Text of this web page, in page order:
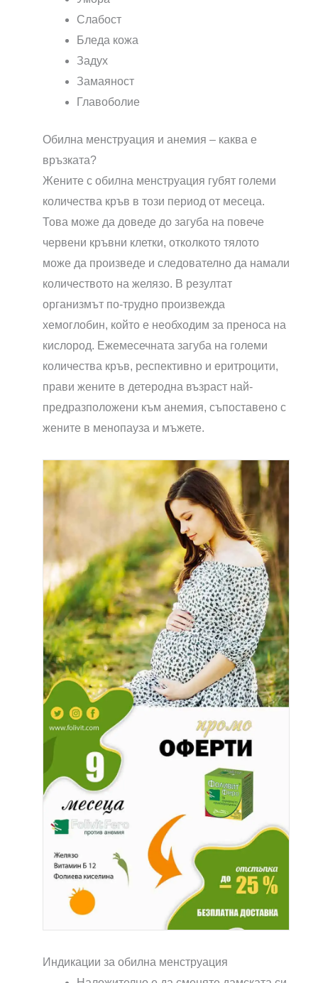
Слабост
Бледа кожа
Задух
Замаяност
Главоболие
Обилна менструация и анемия – каква е
връзката?
Жените с обилна менструация губят големи
количества кръв в този период от месеца.
Това може да доведе до загуба на повече
червени кръвни клетки, отколкото тялото
може да произведе и следователно да намали
количеството на желязо. В резултат
организмът по-трудно произвежда
хемоглобин, който е необходим за преноса на
кислород. Ежемесечната загуба на големи
количества кръв, респективно и еритроцити,
прави жените в детеродна възраст най-
предразположени към анемия, съпоставено с
жените в менопауза и мъжете.
Индикации за обилна менструация